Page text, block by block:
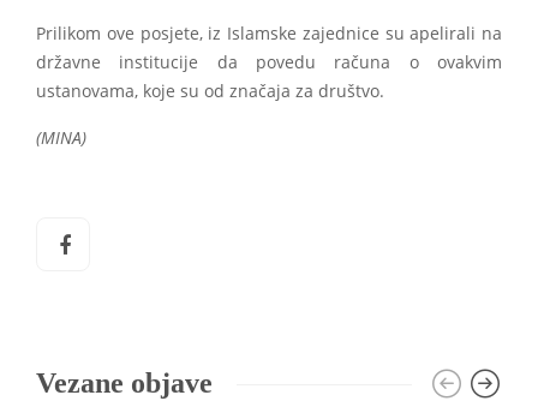
Prilikom ove posjete, iz Islamske zajednice su apelirali na
državne institucije da povedu računa o ovakvim
ustanovama, koje su od značaja za društvo.
(MINA)
Vezane objave